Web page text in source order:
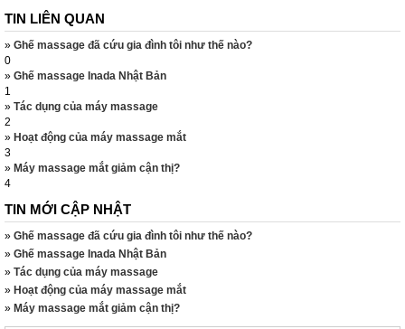
TIN LIÊN QUAN
» Ghế massage đã cứu gia đình tôi như thế nào?
0
» Ghế massage Inada Nhật Bản
1
» Tác dụng của máy massage
2
» Hoạt động của máy massage mắt
3
» Máy massage mắt giảm cận thị?
4
TIN MỚI CẬP NHẬT
» Ghế massage đã cứu gia đình tôi như thế nào?
» Ghế massage Inada Nhật Bản
» Tác dụng của máy massage
» Hoạt động của máy massage mắt
» Máy massage mắt giảm cận thị?